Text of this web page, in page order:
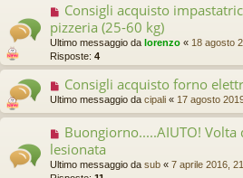
Consigli acquisto
pizzeria (25-60 kg)
Ultimo messaggio da lorenzo « 18 agosto
Risposte: 4
Consigli acquisto forno
Ultimo messaggio da cipali « 17 agosto
Buongiorno.....AIUTO!
lesionata
Ultimo messaggio da sub « 7 aprile 2016,